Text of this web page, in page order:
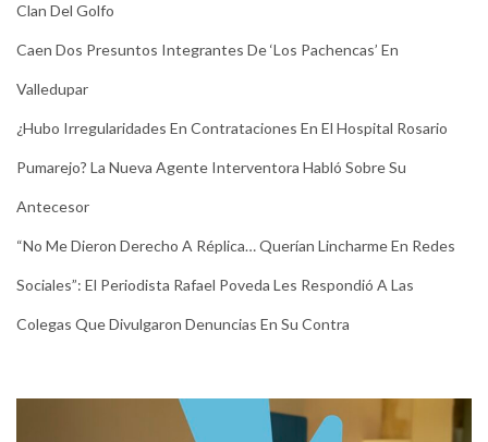
Clan Del Golfo
Caen Dos Presuntos Integrantes De ‘Los Pachencas’ En
Valledupar
¿Hubo Irregularidades En Contrataciones En El Hospital Rosario
Pumarejo? La Nueva Agente Interventora Habló Sobre Su
Antecesor
“No Me Dieron Derecho A Réplica… Querían Lincharme En Redes
Sociales”: El Periodista Rafael Poveda Les Respondió A Las
Colegas Que Divulgaron Denuncias En Su Contra